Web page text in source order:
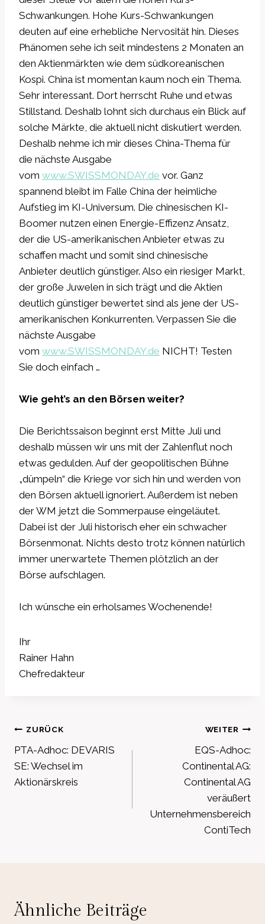
Schwankungen. Hohe Kurs-Schwankungen
deuten auf eine erhebliche Nervosität hin. Dieses
Phänomen sehe ich seit mindestens 2 Monaten an
den Aktienmärkten wie dem südkoreanischen
Kospi. China ist momentan kaum noch ein Thema.
Sehr interessant. Dort herrscht Ruhe und etwas
Stillstand. Deshalb lohnt sich durchaus ein Blick auf
solche Märkte, die aktuell nicht diskutiert werden.
Deshalb nehme ich mir dieses China-Thema für
die nächste Ausgabe
vom www.SWISSMONDAY.de vor. Ganz
spannend bleibt im Falle China der heimliche
Aufstieg im KI-Universum. Die chinesischen KI-
Boomer nutzen einen Energie-Effizenz Ansatz,
der die US-amerikanischen Anbieter etwas zu
schaffen macht und somit sind chinesische
Anbieter deutlich günstiger. Also ein riesiger Markt,
der große Juwelen in sich trägt und die Aktien
deutlich günstiger bewertet sind als jene der US-
amerikanischen Konkurrenten. Verpassen Sie die
nächste Ausgabe
vom www.SWISSMONDAY.de NICHT! Testen
Sie doch einfach …
Wie geht’s an den Börsen weiter?
Die Berichtssaison beginnt erst Mitte Juli und
deshalb müssen wir uns mit der Zahlenflut noch
etwas gedulden. Auf der geopolitischen Bühne
„dümpeln“ die Kriege vor sich hin und werden von
den Börsen aktuell ignoriert. Außerdem ist neben
der WM jetzt die Sommerpause eingeläutet.
Dabei ist der Juli historisch eher ein schwacher
Börsenmonat. Nichts desto trotz können natürlich
immer unerwartete Themen plötzlich an der
Börse aufschlagen.
Ich wünsche ein erholsames Wochenende!
Ihr
Rainer Hahn
Chefredakteur
Beitragsnavigation
ZURÜCK
PTA-Adhoc: DEVARIS
SE: Wechsel im
Aktionärskreis
WEITER
EQS-Adhoc:
Continental AG:
Continental AG
veräußert
Unternehmensbereich
ContiTech
Ähnliche Beiträge